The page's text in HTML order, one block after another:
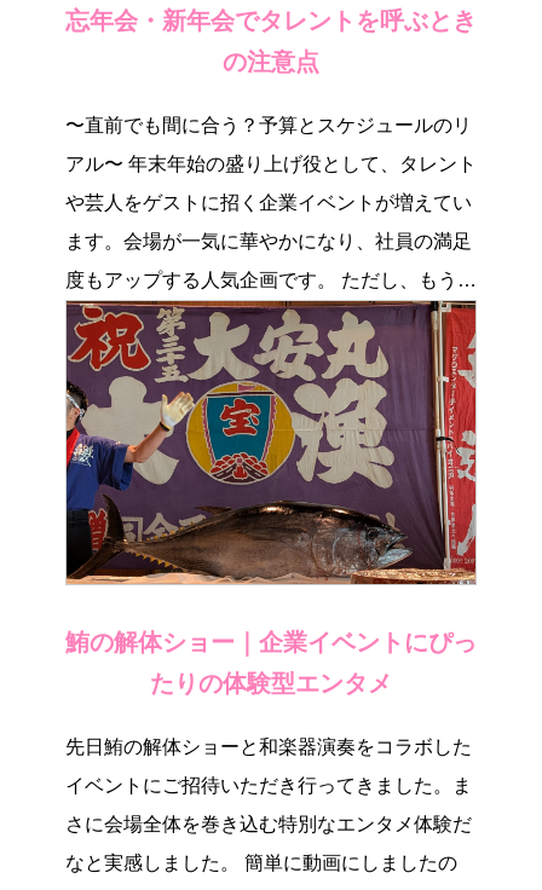
忘年会・新年会でタレントを呼ぶとき
の注意点
〜直前でも間に合う？予算とスケジュールのリ
アル〜 年末年始の盛り上げ役として、タレント
や芸人をゲストに招く企業イベントが増えてい
ます。会場が一気に華やかになり、社員の満足
度もアップする人気企画です。 ただし、もうイ
ベント […]
鮪の解体ショー｜企業イベントにぴっ
たりの体験型エンタメ
先日鮪の解体ショーと和楽器演奏をコラボした
イベントにご招待いただき行ってきました。ま
さに会場全体を巻き込む特別なエンタメ体験だ
なと実感しました。 簡単に動画にしましたの